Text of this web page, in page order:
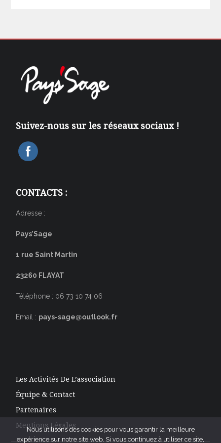
Suivez-nous sur les réseaux sociaux !
CONTACTS :
Adresse :
Pays’Sage
1 rue Saint Martin
23260 FLAYAT
Téléphone : 06 73 10 74 06
Email : pays-sage@outlook.fr
Les Activités De L’association
Équipe & Contact
Partenaires
Mentions Légales
Nous utilisons des cookies pour vous garantir la meilleure
expérience sur notre site web. Si vous continuez à utiliser ce site,